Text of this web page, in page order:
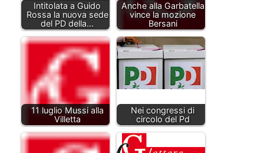
Intitolata a Guido
Rossa la nuova sede
del PD della…
Anche alla Garbatella
vince la mozione
Bersani
11 luglio Mussi alla
Villetta
Nei congressi di
circolo del Pd